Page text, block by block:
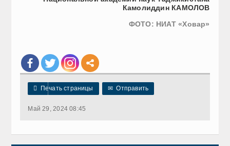
Камолиддин КАМОЛОВ
ФОТО: НИАТ «Ховар»
 Печать страницы ✉ Отправить
Май 29, 2024 08:45